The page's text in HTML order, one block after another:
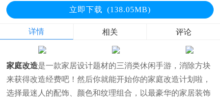
立即下载 (138.05MB)
详情 相关 评论
家庭改造是一款家居设计题材的三消类休闲手游，消除方块
来获得改造经费吧！然后你就能开始你的家庭改造计划啦，
选择最迷人的配饰、颜色和纹理组合，以最豪华的家居装饰